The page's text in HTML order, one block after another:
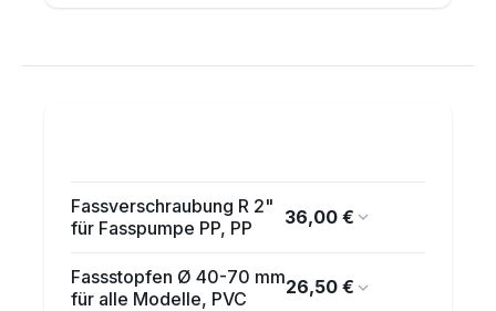
Fassverschraubung R 2"
für Fasspumpe PP, PP
36,00 €
Fassstopfen Ø 40-70 mm
für alle Modelle, PVC
26,50 €